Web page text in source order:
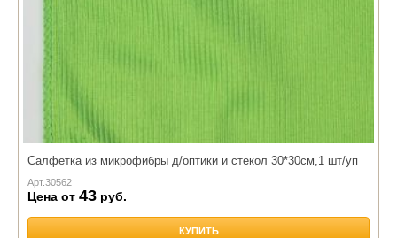
Размер:
45*45 см.
Наполнитель:
Лебяжий пух
Салфетка из микрофибры д/оптики и стекол 30*30см,1 шт/уп
Арт.30562
Цена от 43 руб.
КУПИТЬ